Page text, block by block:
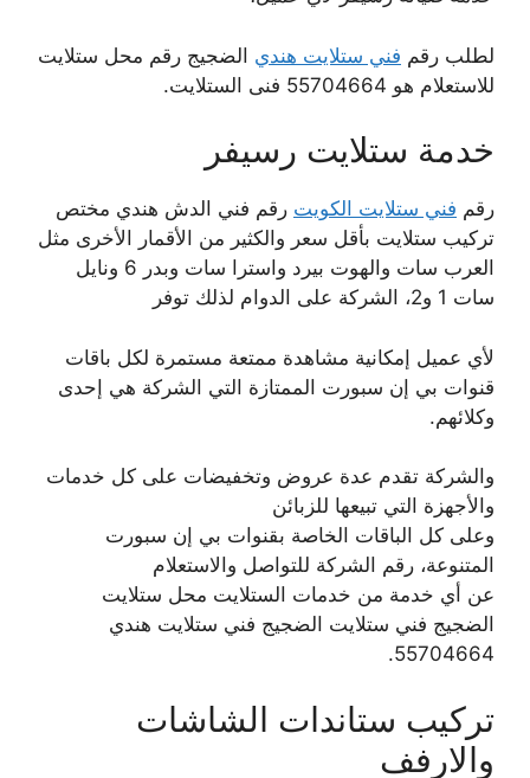
لطلب رقم فني ستلايت هندي الضجيج رقم محل ستلايت
للاستعلام هو 55704664 فنى الستلايت.
خدمة ستلايت رسيفر
رقم فني ستلايت الكويت رقم فني الدش هندي مختص
تركيب ستلايت بأقل سعر والكثير من الأقمار الأخرى مثل
العرب سات والهوت بيرد واسترا سات وبدر 6 ونايل
سات 1 و2، الشركة على الدوام لذلك توفر
لأي عميل إمكانية مشاهدة ممتعة مستمرة لكل باقات
قنوات بي إن سبورت الممتازة التي الشركة هي إحدى
وكلائهم.
والشركة تقدم عدة عروض وتخفيضات على كل خدمات
والأجهزة التي تبيعها للزبائن
وعلى كل الباقات الخاصة بقنوات بي إن سبورت
المتنوعة، رقم الشركة للتواصل والاستعلام
عن أي خدمة من خدمات الستلايت محل ستلايت
الضجيج فني ستلايت الضجيج فني ستلايت هندي
55704664.
تركيب ستاندات الشاشات
والارفف